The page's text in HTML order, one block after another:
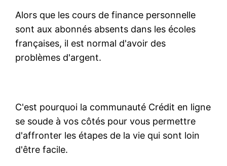
Alors que les cours de finance personnelle
sont aux abonnés absents dans les écoles
françaises, il est normal d'avoir des
problèmes d'argent.
C'est pourquoi la communauté Crédit en ligne
se soude à vos côtés pour vous permettre
d'affronter les étapes de la vie qui sont loin
d'être facile.